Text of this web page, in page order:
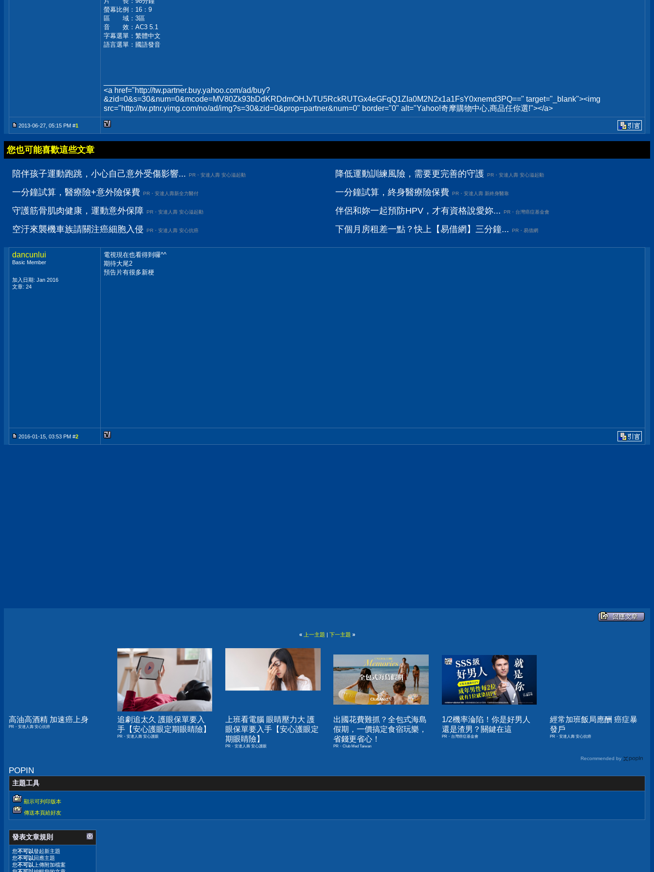
螢幕比例：16：9
區 域：3區
音 效：AC3 5.1
字幕選單：繁體中文
語言選單：國語發音
<a href="http://tw.partner.buy.yahoo.com/ad/buy?
&zid=0&s=30&num=0&mcode=MV80Zk93bDdKRDdmOHJvTU5RckRUTGx4eGFqQ1ZIa0M2N2x1a1FsY0xnemd3PQ==" target="_blank"><img
src="http://tw.ptnr.yimg.com/no/ad/img?s=30&zid=0&prop=partner&num=0" border="0" alt="Yahoo!奇摩購物中心,商品任你選!"></a>
2013-06-27, 05:15 PM #1
您也可能喜歡這些文章
陪伴孩子運動跑跳，小心自己意外受傷影響... PR・安達人壽 安心溢起動
一分鐘試算，醫療險+意外險保費 PR・安達人壽新全力醫付
守護筋骨肌肉健康，運動意外保障 PR・安達人壽 安心溢起動
空汙來襲機車族請關注癌細胞入侵 PR・安達人壽 安心抗癌
降低運動訓練風險，需要更完善的守護 PR・安達人壽 安心溢起動
一分鐘試算，終身醫療險保費 PR・安達人壽 新終身醫靠
伴侶和妳一起預防HPV，才有資格說愛妳... PR・台灣癌症基金會
下個月房租差一點？快上【易借網】三分鐘... PR・易借網
dancunlui
Basic Member
加入日期: Jan 2016
文章: 24
電視現在也看得到囉^^
期待大尾2
預告片有很多新梗
2016-01-15, 03:53 PM #2
« 上一主題 | 下一主題 »
高油高酒精 加速癌上身
PR・安達人壽 安心抗癌
追劇追太久 護眼保單要入
手【安心護眼定期眼睛險】
PR・安達人壽 安心護眼
上班看電腦 眼睛壓力大 護
眼保單要入手【安心護眼定
期眼睛險】
PR・安達人壽 安心護眼
出國花費難抓？全包式海島
假期，一價搞定食宿玩樂，
省錢更省心！
PR・Club Med Taiwan
1/2機率淪陷！你是好男人
還是渣男？關鍵在這
PR・台灣癌症基金會
經常加班飯局應酬 癌症暴
發戶
PR・安達人壽 安心抗癌
Recommended by
POPIN
主題工具
顯示可列印版本
傳送本頁給好友
發表文章規則
您不可以發起新主題
您不可以回應主題
您不可以上傳附加檔案